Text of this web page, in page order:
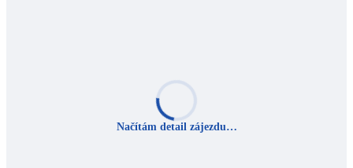
Načítám detail zájezdu…